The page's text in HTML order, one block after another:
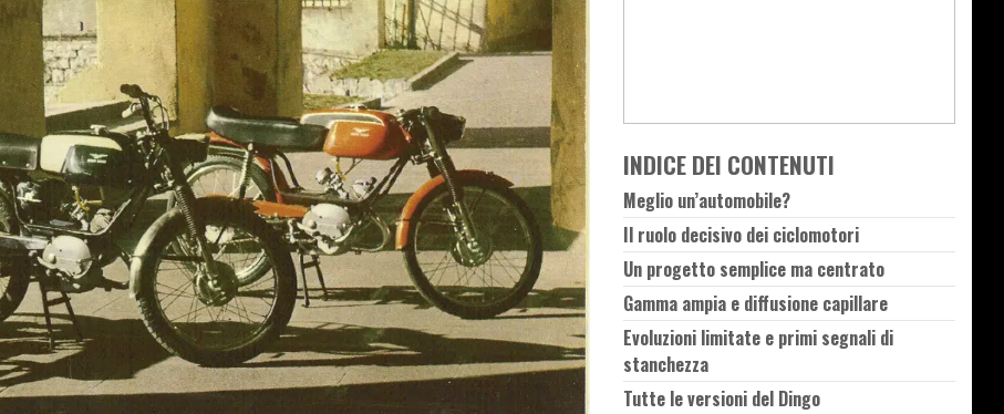
INDICE DEI CONTENUTI
Meglio un’automobile?
Il ruolo decisivo dei ciclomotori
Un progetto semplice ma centrato
Gamma ampia e diffusione capillare
Evoluzioni limitate e primi segnali di
stanchezza
Tutte le versioni del Dingo